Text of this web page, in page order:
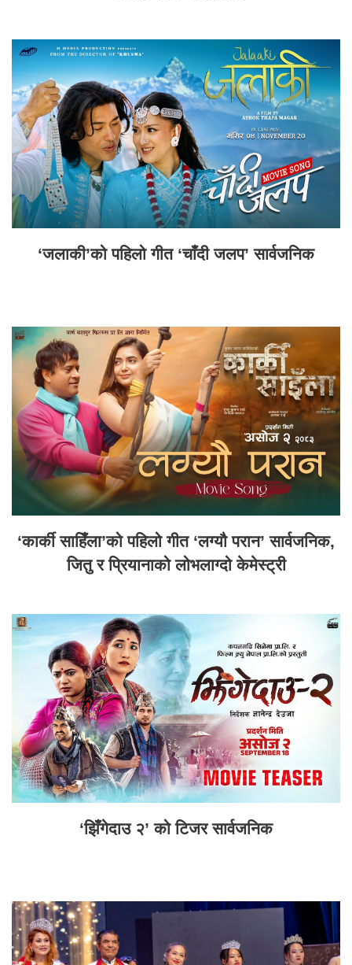
‘जलाकी’को पहिलो गीत ‘चाँदी जलप’ सार्वजनिक
‘कार्की साहिँला’को पहिलो गीत ‘लग्यौ परान’ सार्वजनिक,
जितु र प्रियानाको लोभलाग्दो केमेस्ट्री
‘झिँगेदाउ २’ को टिजर सार्वजनिक